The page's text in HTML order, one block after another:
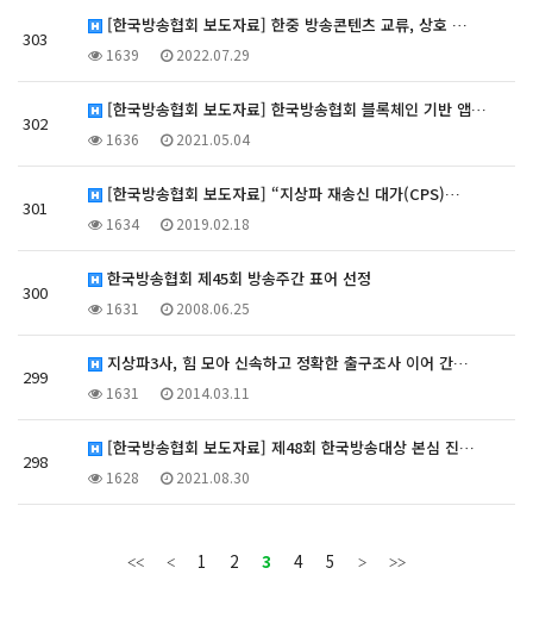
303
[한국방송협회 보도자료] 한중 방송콘텐츠 교류, 상호 …
1639 2022.07.29
302
[한국방송협회 보도자료] 한국방송협회 블록체인 기반 앱…
1636 2021.05.04
301
[한국방송협회 보도자료] “지상파 재송신 대가(CPS)…
1634 2019.02.18
300
한국방송협회 제45회 방송주간 표어 선정
1631 2008.06.25
299
지상파3사, 힘 모아 신속하고 정확한 출구조사 이어 간…
1631 2014.03.11
298
[한국방송협회 보도자료] 제48회 한국방송대상 본심 진…
1628 2021.08.30
1 2 3 4 5